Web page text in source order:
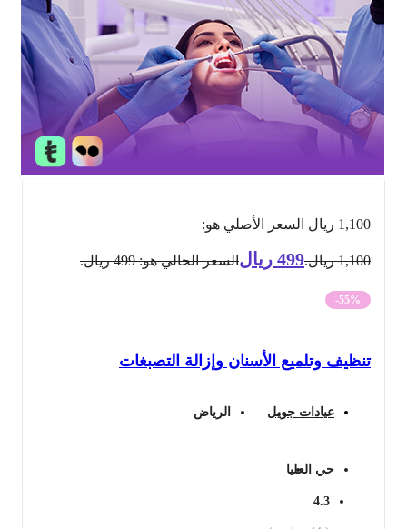
1,100 ريال السعر الأصلي هو:
1,100 ريال. 499 ريالالسعر الحالي هو: 499 ريال.
-55%
تنظيف وتلميع الأسنان وإزالة التصبغات
عيادات جويل الرياض
حي العليا
4.3